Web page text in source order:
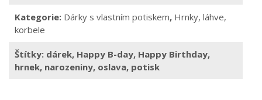
Kategorie: Dárky s vlastním potiskem, Hrnky, láhve,
korbele
Štítky: dárek, Happy B-day, Happy Birthday,
hrnek, narozeniny, oslava, potisk